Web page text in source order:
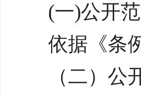
(一)公开
依据《条
（二）公